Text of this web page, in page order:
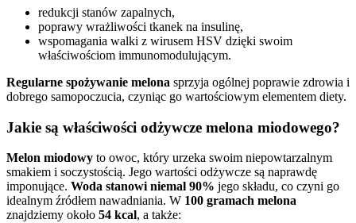
redukcji stanów zapalnych,
poprawy wrażliwości tkanek na insulinę,
wspomagania walki z wirusem HSV dzięki swoim
właściwościom immunomodulującym.
Regularne spożywanie melona sprzyja ogólnej poprawie zdrowia i
dobrego samopoczucia, czyniąc go wartościowym elementem diety.
Jakie są właściwości odżywcze melona miodowego?
Melon miodowy to owoc, który urzeka swoim niepowtarzalnym
smakiem i soczystością. Jego wartości odżywcze są naprawdę
imponujące. Woda stanowi niemal 90% jego składu, co czyni go
idealnym źródłem nawadniania. W 100 gramach melona
znajdziemy około 54 kcal, a także: